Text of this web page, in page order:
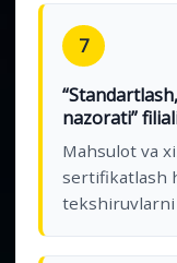
7
nazorati”
Mahsulot va
sertifikatlash
tekshiruvlarni